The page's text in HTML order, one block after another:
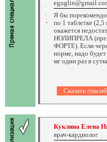
Я бы
по 1 таблетке (2,5
окажется
НОЛИПРЕЛА
ФОРТЕ). Если
норме, надо
мг один раз в
Куклина Елена
врач-кардиолог